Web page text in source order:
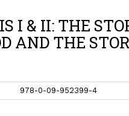
I & II: THE
AND THE
978-0-09-952399-4